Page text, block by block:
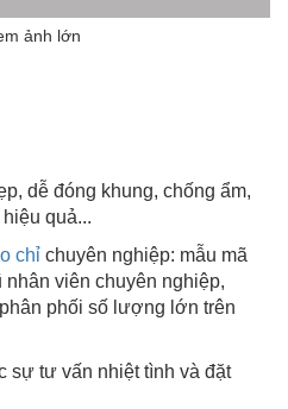
ảnh lớn
dễ đóng khung, chống ẩm,
quả...
chỉ chuyên nghiệp: mẫu mã
viên chuyên nghiệp,
phối số lượng lớn trên
sự tư vấn nhiệt tình và đặt